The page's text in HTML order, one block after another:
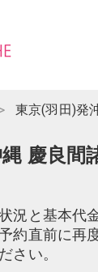
東京(羽田)発
慶良間
況と基本代
約直前に再
さい。